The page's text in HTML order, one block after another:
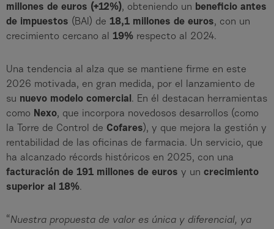
millones de euros (+12%), obteniendo un beneficio antes
de impuestos (BAI) de 18,1 millones de euros, con un
crecimiento cercano al 19% respecto al 2024.
Una tendencia al alza que se mantiene firme en este
2026 motivada, en gran medida, por el lanzamiento de
su nuevo modelo comercial . En él destacan herramientas
como Nexo, que incorpora novedosos desarrollos (como
la Torre de Control de Cofares), y que mejora la gestión y
rentabilidad de las oficinas de farmacia. Un servicio, que
ha alcanzado récords históricos en 2025, con una
facturación de 191 millones de euros y un crecimiento
superior al 18%.
“Nuestra propuesta de valor es única y diferencial, ya